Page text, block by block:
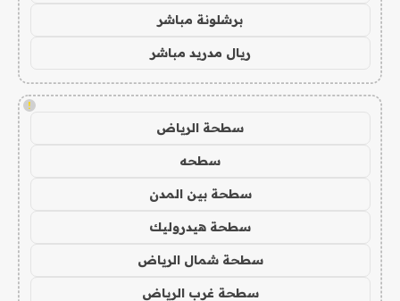
برشلونة مباشر
ريال مدريد مباشر
!
سطحة الرياض
سطحه
سطحة بين المدن
سطحة هيدروليك
سطحة شمال الرياض
سطحة غرب الرياض